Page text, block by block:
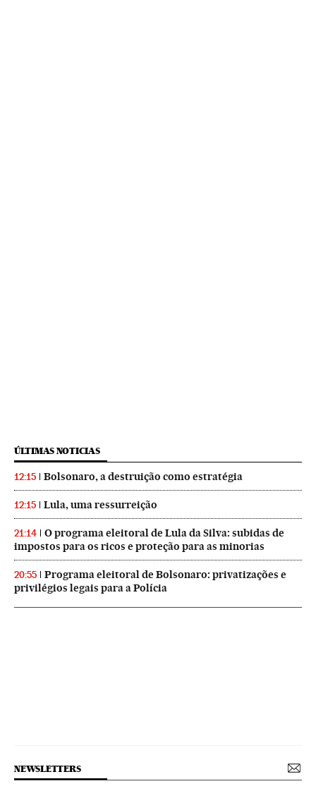
ÚLTIMAS NOTICIAS
12:15 Bolsonaro, a destruição como estratégia
12:15 Lula, uma ressurreição
21:14
O programa eleitoral de Lula da Silva: subidas de
impostos para os ricos e proteção para as minorias
20:55
Programa eleitoral de Bolsonaro: privatizações e
privilégios legais para a Polícia
NEWSLETTERS